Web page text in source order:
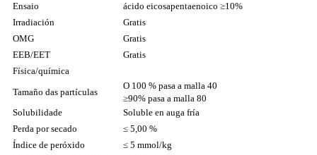
Ensaio
ácido eicosapentaenoico ≥10%
Irradiación
Gratis
OMG
Gratis
EEB/EET
Gratis
Física/química
Tamaño das partículas
O 100 % pasa a malla 40
≥90% pasa a malla 80
Solubilidade
Soluble en auga fría
Perda por secado
≤ 5,00 %
Índice de peróxido
≤ 5 mmol/kg